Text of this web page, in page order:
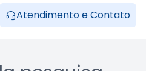
Atendimento e Contato